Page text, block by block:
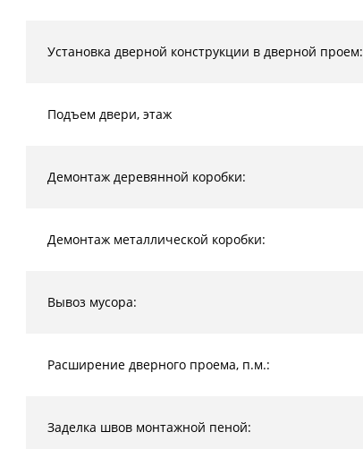
Установка дверной конструкции в дверной проем:
Подъем двери, этаж
Демонтаж деревянной коробки:
Демонтаж металлической коробки:
Вывоз мусора:
Расширение дверного проема, п.м.:
Заделка швов монтажной пеной: